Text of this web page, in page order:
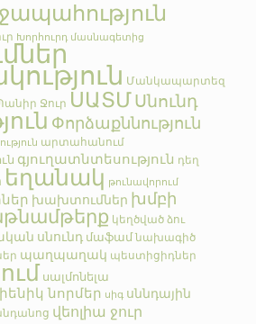
Խորհուրդ մասնագետից
Մանկապարտեզ
Ջուր ՍԱՏՄՍնունդ
Փորձաքննություն
արտահանում
գյուղատնտեսություն դեղ
եղանակ թունավորում
խախտումներ խմբի
կեղծված ձու
սնունդ մաֆամ նախագիծ
պաղպաղակ պեստիցիդներ
սալմոնելա
նորմեր սիգ սննդային
վեոլիա ջուր